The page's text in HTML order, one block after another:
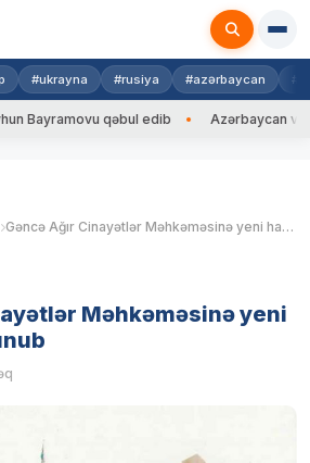
#ukrayna #rusiya #azərbaycan
qəbul edib Azərbaycan və
Gəncə Ağır Cinayətlər Məhkəməsinə yeni hakim təyin olunub
Məhkəməsinə yeni